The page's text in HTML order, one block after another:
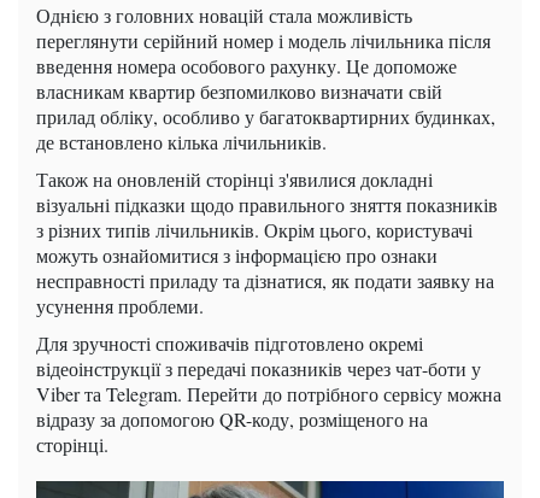
Однією з головних новацій стала можливість
переглянути серійний номер і модель лічильника після
введення номера особового рахунку. Це допоможе
власникам квартир безпомилково визначати свій
прилад обліку, особливо у багатоквартирних будинках,
де встановлено кілька лічильників.
Також на оновленій сторінці з'явилися докладні
візуальні підказки щодо правильного зняття показників
з різних типів лічильників. Окрім цього, користувачі
можуть ознайомитися з інформацією про ознаки
несправності приладу та дізнатися, як подати заявку на
усунення проблеми.
Для зручності споживачів підготовлено окремі
відеоінструкції з передачі показників через чат-боти у
Viber та Telegram. Перейти до потрібного сервісу можна
відразу за допомогою QR-коду, розміщеного на
сторінці.